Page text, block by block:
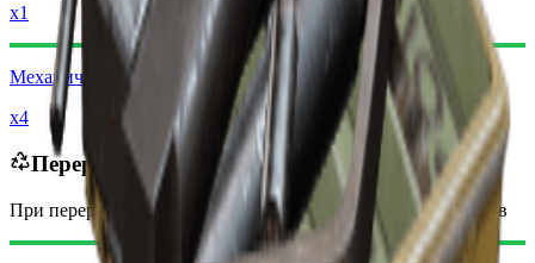
x1
Механические компоненты
x4
Перерабатывается в
При переработке вы получите -4090 меньше монет рейдеров